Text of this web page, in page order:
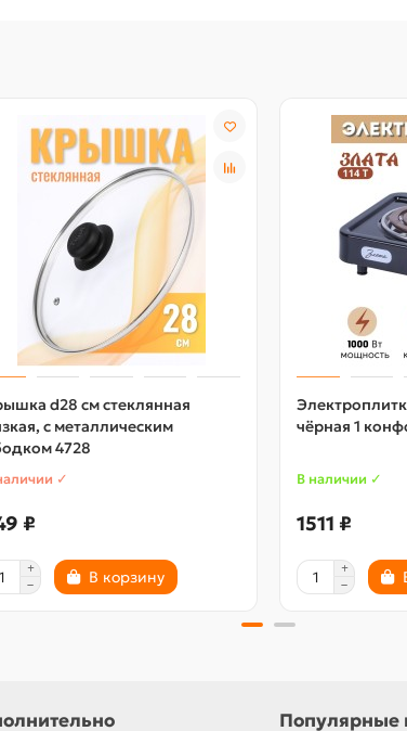
d28 см стеклянная
с металлическим
4728
✓
₽
В корзину
чёрная 1
В наличии ✓
1511 ₽
Популярные